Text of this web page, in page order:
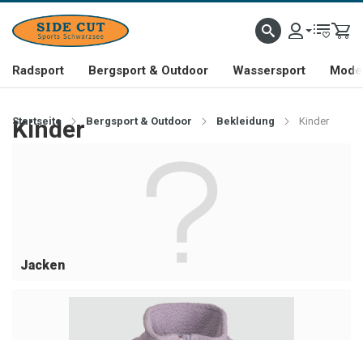
Radsport Bergsport & Outdoor Wassersport
Startseite Bergsport & Outdoor Bekleidung Kinder
Kinder
Jacken